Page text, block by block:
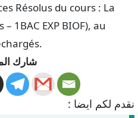
Résolus du cours : La
1BAC EXP BIOF), au
شارك
نقدم لكم ايضا :